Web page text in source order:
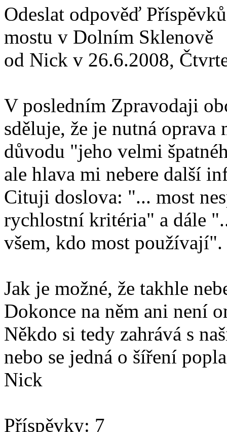
Odeslat odpověď
mostu v Dolním Sklenově
od Nick v 26.6.2008,
V posledním Zpravodaji
sděluje, že je nutná
důvodu "jeho velmi
ale hlava mi nebere další
Cituji doslova: "... most
rychlostní kritéria" a dále
všem, kdo most používají".
Jak je možné, že takhle
Dokonce na něm ani není
Někdo si tedy zahrává s
nebo se jedná o šíření
Nick
Příspěvky: 7